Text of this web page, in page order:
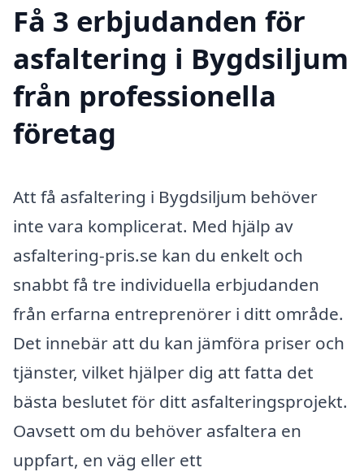
Få 3 erbjudanden för
asfaltering i Bygdsiljum
från professionella
företag
Att få asfaltering i Bygdsiljum behöver
inte vara komplicerat. Med hjälp av
asfaltering-pris.se kan du enkelt och
snabbt få tre individuella erbjudanden
från erfarna entreprenörer i ditt område.
Det innebär att du kan jämföra priser och
tjänster, vilket hjälper dig att fatta det
bästa beslutet för ditt asfalteringsprojekt.
Oavsett om du behöver asfaltera en
uppfart, en väg eller ett